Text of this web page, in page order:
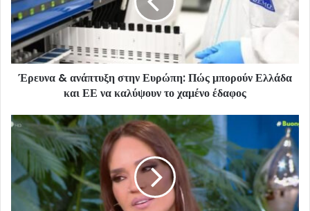
Έρευνα & ανάπτυξη στην Ευρώπη: Πώς μπορούν Ελλάδα
και ΕΕ να καλύψουν το χαμένο έδαφος